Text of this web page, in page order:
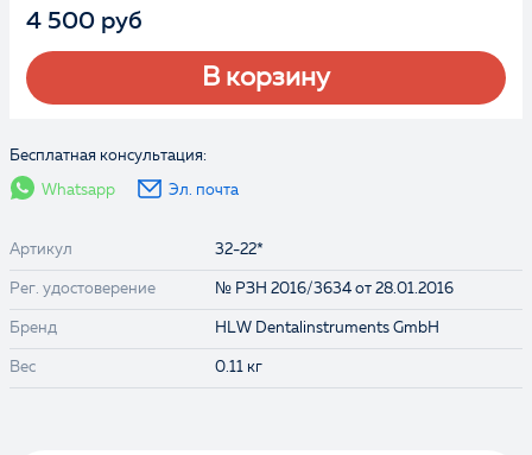
4 500 руб
В корзину
Бесплатная консультация:
Whatsapp Эл. почта
Артикул 32-22*
Рег. удостоверение № РЗН 2016/3634 от 28.01.2016
Бренд HLW Dentalinstruments GmbH
Вес 0.11 кг